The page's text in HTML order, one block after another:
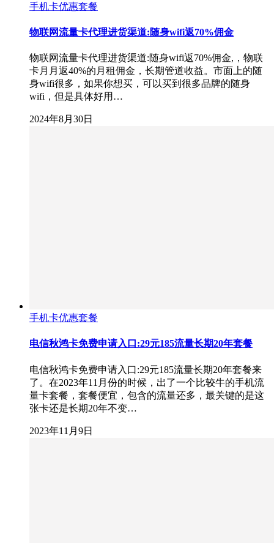
手机卡优惠套餐
物联网流量卡代理进货渠道:随身wifi返70%佣金
物联网流量卡代理进货渠道:随身wifi返70%佣金,，物联
卡月月返40%的月租佣金，长期管道收益。市面上的随
身wifi很多，如果你想买，可以买到很多品牌的随身
wifi，但是具体好用…
2024年8月30日
手机卡优惠套餐
电信秋鸿卡免费申请入口:29元185流量长期20年套餐
电信秋鸿卡免费申请入口:29元185流量长期20年套餐来
了。在2023年11月份的时候，出了一个比较牛的手机流
量卡套餐，套餐便宜，包含的流量还多，最关键的是这
张卡还是长期20年不变…
2023年11月9日